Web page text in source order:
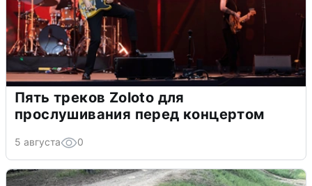
Пять треков Zoloto для
прослушивания перед концертом
5 августа 0